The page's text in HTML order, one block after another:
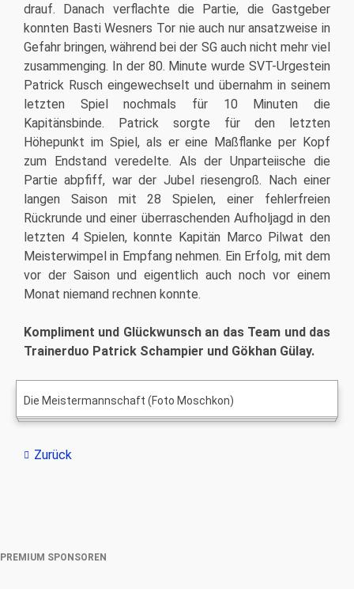
drauf. Danach verflachte die Partie, die Gastgeber
konnten Basti Wesners Tor nie auch nur ansatzweise in
Gefahr bringen, während bei der SG auch nicht mehr viel
zusammenging. In der 80. Minute wurde SVT-Urgestein
Patrick Rusch eingewechselt und übernahm in seinem
letzten Spiel nochmals für 10 Minuten die
Kapitänsbinde. Patrick sorgte für den letzten
Höhepunkt im Spiel, als er eine Maßflanke per Kopf
zum Endstand veredelte. Als der Unparteiische die
Partie abpfiff, war der Jubel riesengroß. Nach einer
langen Saison mit 28 Spielen, einer fehlerfreien
Rückrunde und einer überraschenden Aufholjagd in den
letzten 4 Spielen, konnte Kapitän Marco Pilwat den
Meisterwimpel in Empfang nehmen. Ein Erfolg, mit dem
vor der Saison und eigentlich auch noch vor einem
Monat niemand rechnen konnte.
Kompliment und Glückwunsch an das Team und das
Trainerduo Patrick Schampier und Gökhan Gülay.
Die Meistermannschaft (Foto Moschkon)
Zurück
PREMIUM SPONSOREN